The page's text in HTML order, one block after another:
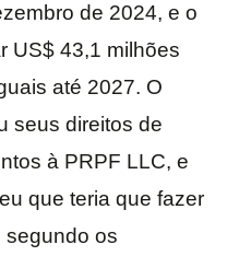
de 2024, e o
US$ 43,1 milhões
até 2027. O
seus direitos de
à PRPF LLC, e
que teria que fazer
segundo os